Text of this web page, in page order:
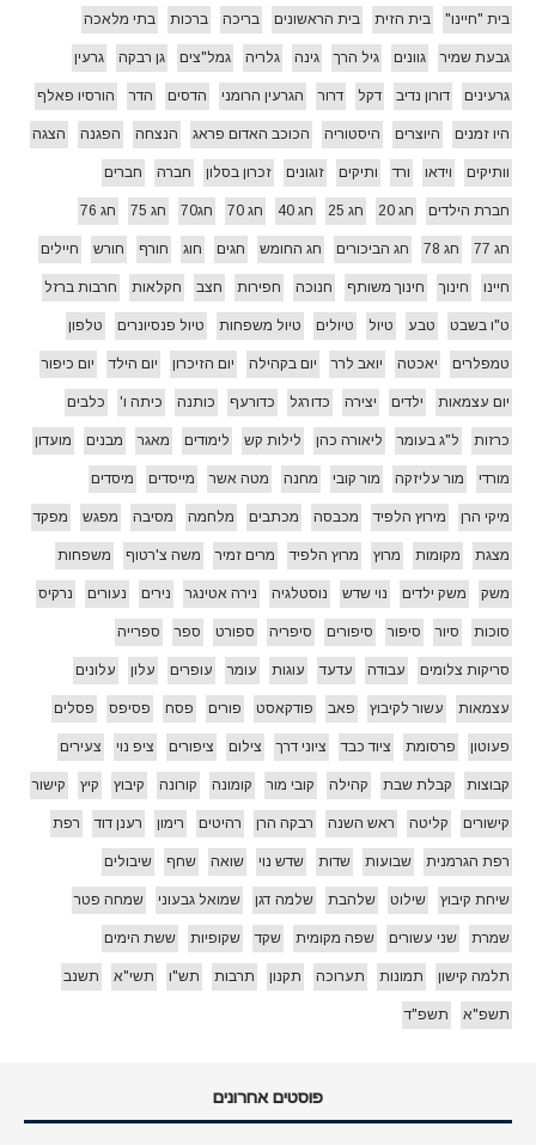
בית "חיינו" בית הזית בית הראשונים בריכה ברכות בתי מלאכה
גבעת שמיר גוונים גיל הרך גינה גלריה גמל"צים גן רבקה גרעין
גרעינים דורון נדיב דקל דרור הגרעין הרומני הדסים הדר הורסיו פאלף
היו זמנים היוצרים היסטוריה הכוכב האדום פראג הנצחה הפגנה הצגה
וותיקים וידאו ורד ותיקים זוגונים זכרון בסלון חברה חברים
חברת הילדים חג 20 חג 25 חג 40 חג 70 חג70 חג 75 חג 76
חג 77 חג 78 חג הביכורים חג החומש חגים חוג חורף חורש חיילים
חיינו חינוך חינוך משותף חנוכה חפירות חצב חקלאות חרבות ברזל
ט"ו בשבט טבע טיול טיולים טיול משפחות טיול פנסיונרים טלפון
טמפלרים יאכטה יואב לרר יום בקהילה יום הזיכרון יום הילד יום כיפור
יום עצמאות ילדים יצירה כדורגל כדורעף כותנה כיתה ו' כלבים
כרזות ל"ג בעומר ליאורה כהן לילות קש לימודים מאגר מבנים מועדון
מורדי מור עליזקה מור קובי מחנה מטה אשר מייסדים מיסדים
מיקי הרן מירוץ הלפיד מכבסה מכתבים מלחמה מסיבה מפגש מפקד
מצגת מקומות מרוץ מרוץ הלפיד מרים זמיר משה צ'רטוף משפחות
משק משק ילדים נוי שדש נוסטלגיה נירה אטינגר נירים נעורים נרקיס
סוכות סיור סיפור סיפורים סיפריה ספורט ספר ספרייה
סריקות צלומים עבודה עדעד עוגות עומר עופרים עלון עלונים
עצמאות עשור לקיבוץ פאב פודקאסט פורים פסח פסיפס פסלים
פעוטון פרסומת ציוד כבד ציוני דרך צילום ציפורים ציפ נוי צעירים
קבוצות קבלת שבת קהילה קובי מור קומונה קורונה קיבוץ קיץ קישור
קישורים קליטה ראש השנה רבקה הרן רהיטים רימון רענן דוד רפת
רפת הגרמנית שבועות שדות שדש נוי שואה שחף שיבולים
שיחת קיבוץ שילוט שלהבת שלמה דגן שמואל גבעוני שמחה פטר
שמרת שני עשורים שפה מקומית שקד שקופיות ששת הימים
תלמה קישון תמונות תערוכה תקנון תרבות תש"ו תשי"א תשנב
תשפ"א תשפ"ד
פוסטים אחרונים